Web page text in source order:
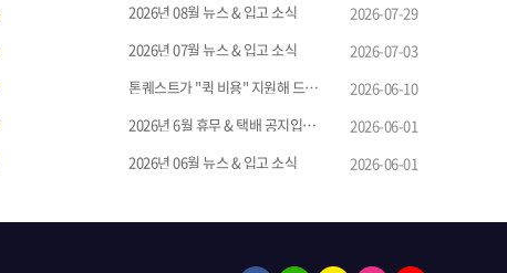
2026년 08월 뉴스 & 입고 소식
2026-07-29
2026년 07월 뉴스 & 입고 소식
2026-07-03
톤퀘스트가 "퀵 비용" 지원해 드립니다.
2026-06-10
2026년 6월 휴무 & 택배 공지입니다.
2026-06-01
2026년 06월 뉴스 & 입고 소식
2026-06-01